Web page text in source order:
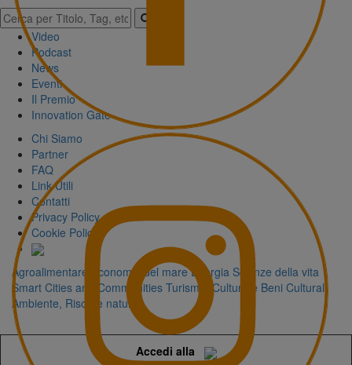
Video
Podcast
News
Eventi
Il Premio
Innovation Gate
Chi Siamo
Partner
FAQ
Link Utili
Contatti
Privacy Policy
Cookie Policy
Agroalimentare Economia del mare Energia Scienze della vita
Smart Cities and Communities Turismo, Cultura e Beni Culturali
Ambiente, Risorse naturali
Accedi alla